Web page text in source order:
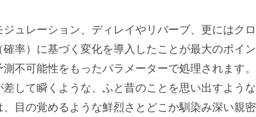
ジュレーション、ディレイやリバーブ、更にはク
確率）に基づく変化を導入したことが最大のポイ
測不可能性をもったパラメーターで処理されます
差して瞬くような、ふと昔のことを思い出すよう
、目の覚めるような鮮烈さとどこか馴染み深い親